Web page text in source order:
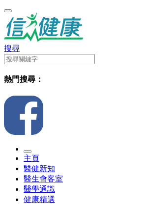
搜尋
熱門搜尋：
主頁
醫健新知
醫生會客室
醫學通識
健康精選